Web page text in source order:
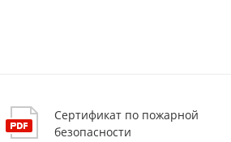
Сертификат по пожарной
безопасности